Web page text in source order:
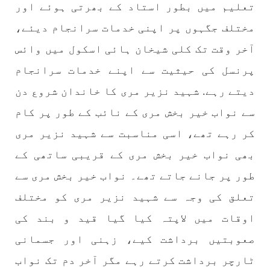
بلوچستان
1688 VIEWS
عدالت گرفتار کرکے لاپتہ کرنا غیر انسانی اور
غیر قانونی عمل ہے۔
مرکزی ترجمان نے اپنے جاری کردہ بیان میں کہا
کے قریب گھر سے کیچ بازار جاتے
بلوچستان
تعلیم میں بطور استاد کے بھرتی ہوئے اور
مختلف جگہوں پر اپنی خدمات سرانجام دیئے،
آخر وقت تک کلی شیخان ہائی اسکول میں وائس
پرنسل کی حیثیت سے اپنے خدمات سرانجام
دیتے رہے. شہید نزیر مری کا خاندان شروع دن
سے نواب خیر بخش مری کے نائب کے طور پر کام
کر رہے تھے، اسی مناسبت سے شہید نزیر مری
بھی نواب خیر بخش مری کے قریبی ساتھی کے
طور پر جانے جاتے تھے۔ نواب خیر بخش مری سے
تعلق کی وجہ سے شہید نزیر مری کو مختلف
اوقات میں لاپتہ کیا گیا قید و بند کی
صعوبتیں برداشت کیے، زہنی اور جسمانی
ٹارچر برداشت کرتے رہے مگر آخر دم تک نواب